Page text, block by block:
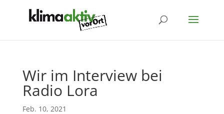
Wir im Interview bei
Radio Lora
Feb. 10, 2021